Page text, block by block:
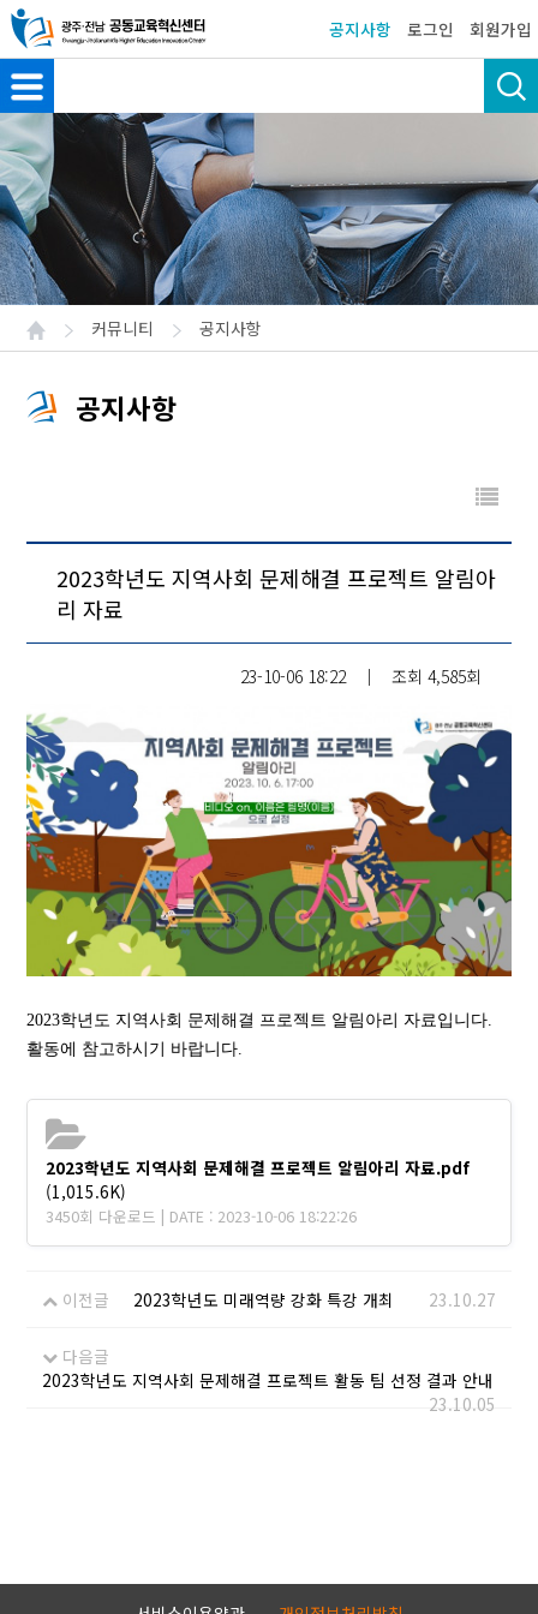
공지사항 로그인 회원가입
커뮤니티 공지사항
공지사항
2023학년도 지역사회 문제해결 프로젝트 알림아
리 자료
23-10-06 18:22│ 조회 4,585회
2023학년도 지역사회 문제해결 프로젝트 알림아리 자료입니다.
활동에 참고하시기 바랍니다.
2023학년도 지역사회 문제해결 프로젝트 알림아리 자료.pdf
(1,015.6K)
3450회 다운로드 | DATE : 2023-10-06 18:22:26
이전글 2023학년도 미래역량 강화 특강 개최 23.10.27
다음글
2023학년도 지역사회 문제해결 프로젝트 활동 팀 선정 결과 안내
23.10.05